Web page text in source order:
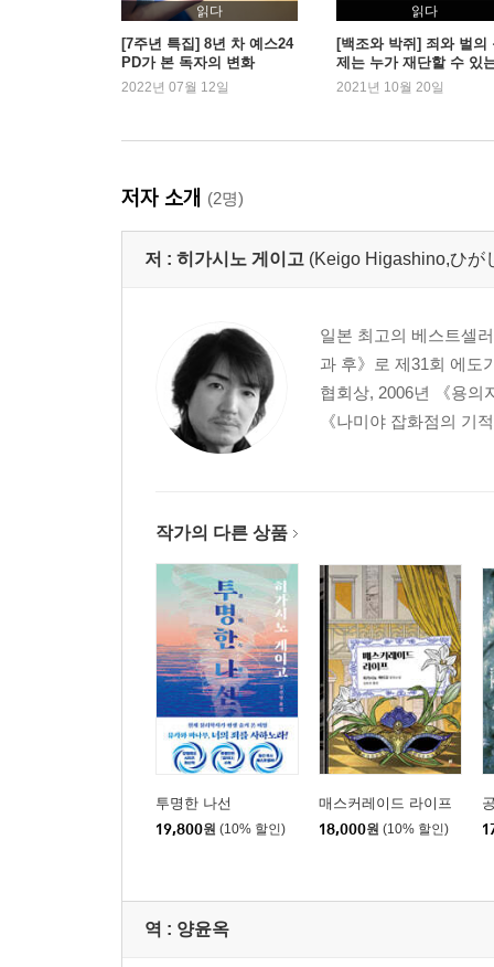
읽다
[7주년 특집] 8년 차 예스24
PD가 본 독자의 변화
2022년 07월 12일
읽다
[백조와 박쥐] 죄와 벌의
제는 누가 재단할 수 있
2021년 10월 20일
저자 소개 (2명)
저 : 히가시노 게이고 (Keigo Higashino,ひが
일본 최고의 베스트셀
과 후》로 제31회 에도
협회상, 2006년 《용의
《나미야 잡화점의 기
작가의 다른 상품
투명한 나선
19,800원 (10% 할인)
매스커레이드 라이프
18,000원 (10% 할인)
역 : 양윤옥